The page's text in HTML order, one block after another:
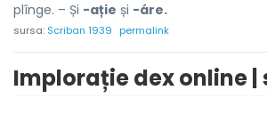
plînge. – Și -ație și -áre.
sursa: Scriban 1939 permalink
Implorație dex online |